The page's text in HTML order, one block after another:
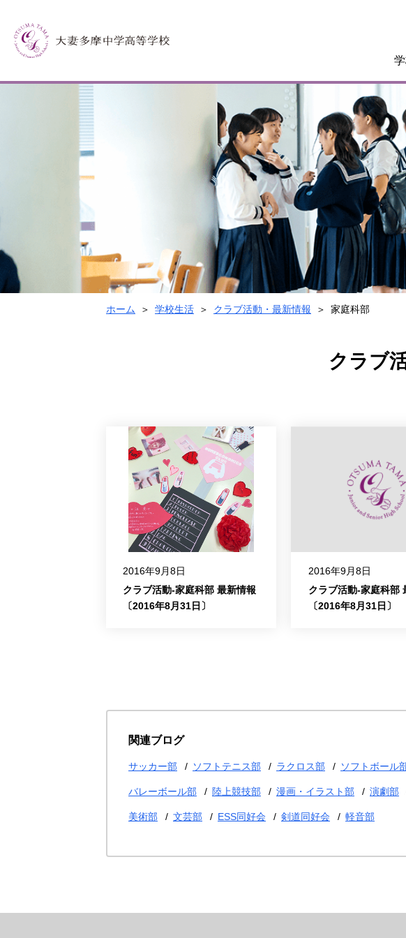
ホーム 学校生活 クラブ活動・最新情報 家庭科部
クラブ
2016年9月8日
クラブ活動-家庭科部 最新情報
〔2016年8月31日〕
2016年9月8日
クラブ活動-家庭科部
〔2016年8月31日〕
関連ブログ
サッカー部 ソフトテニス部 ラクロス部 ソフトボール
バレーボール部 陸上競技部 漫画・イラスト部 演劇部
美術部 文芸部 ESS同好会 剣道同好会 軽音部